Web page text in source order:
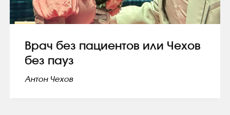
Врач без пациентов или Чехов
без пауз
Антон Чехов